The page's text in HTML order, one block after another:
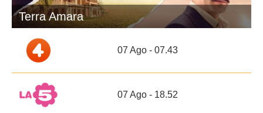
Terra Amara
07 Ago - 07.43
07 Ago - 18.52